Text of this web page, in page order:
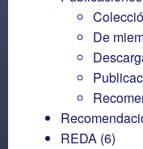
De
REDA (6)